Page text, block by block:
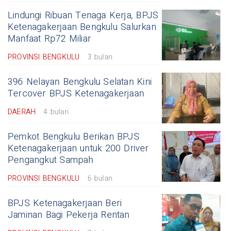
Lindungi Ribuan Tenaga Kerja, BPJS
Ketenagakerjaan Bengkulu Salurkan
Manfaat Rp72 Miliar
PROVINSI BENGKULU 3 bulan
396 Nelayan Bengkulu Selatan Kini
Tercover BPJS Ketenagakerjaan
DAERAH 4 bulan
Pemkot Bengkulu Berikan BPJS
Ketenagakerjaan untuk 200 Driver
Pengangkut Sampah
PROVINSI BENGKULU 6 bulan
BPJS Ketenagakerjaan Beri
Jaminan Bagi Pekerja Rentan